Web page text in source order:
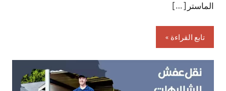
الماستر […]
تابع القراءة